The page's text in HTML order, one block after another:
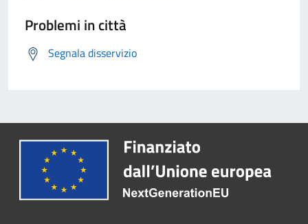
Problemi in città
Segnala disservizio